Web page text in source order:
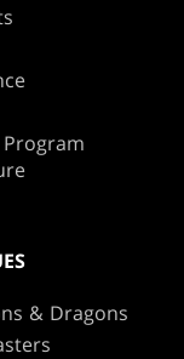
& Dragons